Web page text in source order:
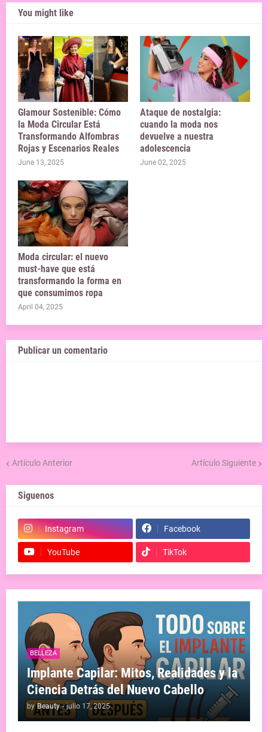
You might like
Glamour Sostenible: Cómo
la Moda Circular Está
Transformando Alfombras
Rojas y Escenarios Reales
June 13, 2025
Ataque de nostalgia:
cuando la moda nos
devuelve a nuestra
adolescencia
June 02, 2025
Moda circular: el nuevo
must-have que está
transformando la forma en
que consumimos ropa
April 04, 2025
Publicar un comentario
Artículo Anterior Artículo Siguiente
Siguenos
Instagram Facebook
YouTube TikTok
BELLEZA
Implante Capilar: Mitos, Realidades y la
Ciencia Detrás del Nuevo Cabello
by Beauty - julio 17, 2025